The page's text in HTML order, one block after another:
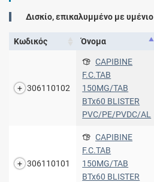
Δισκίο, επικαλυμμένο με υμένιο
Κωδικός Όνομα
306110102
CAPIBINE
F.C.TAB
150MG/TAB
BTx60 BLISTER
PVC/PE/PVDC/AL
306110101
CAPIBINE
F.C.TAB
150MG/TAB
BTx60 BLISTER